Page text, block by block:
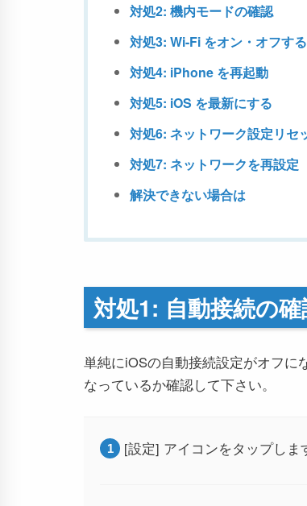
対処2: 機内モードの確認
対処3: Wi-Fi をオン・オフする
対処4: iPhone を再起動
対処5: iOS を最新にする
対処6: ネットワーク設定リセ
対処7: ネットワークを再設定
解決できない場合は
対処1: 自動接続の
単純にiOSの自動接続設定がオフに
なっているか確認して下さい。
[設定] アイコンをタップしま